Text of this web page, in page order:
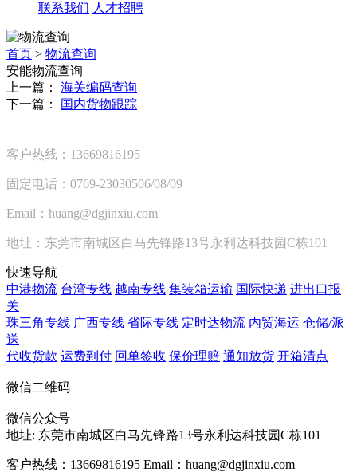
联系我们 人才招聘
首页 > 物流查询
安能物流查询
上一篇： 海关编码查询
下一篇：
国内货物跟踪
客户热线：13669816195
固定电话：0769-23030506/08/09
Email：huang@dgjinxiu.com
地址：东莞市南城区白马先锋路13号永利达科技园C栋101
快速导航
中港物流 台湾专线 越南专线 集装箱运输 国际快递 进出口报
关
珠三角专线 广西专线 省际专线 定时达物流 内贸海运 仓储/派
送
代收货款 运费到付 回单签收 保价理赔 通知放货 开箱清点
微信二维码
微信公众号
地址: 东莞市南城区白马先锋路13号永利达科技园C栋101
客户热线：13669816195 Email：huang@dgjinxiu.com